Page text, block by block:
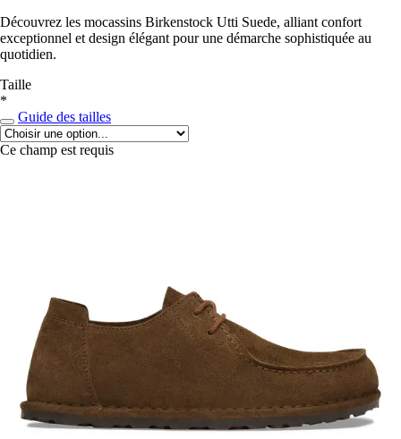
Découvrez les mocassins Birkenstock Utti Suede, alliant confort
exceptionnel et design élégant pour une démarche sophistiquée au
quotidien.
Taille
*
Guide des tailles
Ce champ est requis